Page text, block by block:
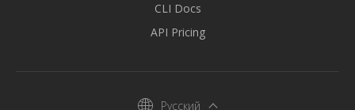
CLI Docs
API Pricing
Русский